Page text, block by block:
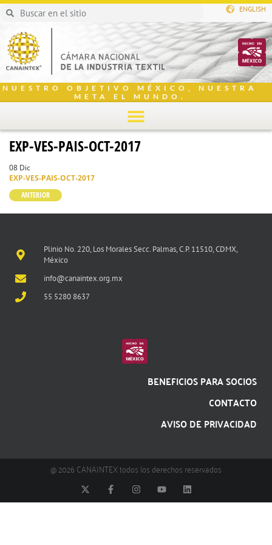
ENGLISH
NUESTRO OBJETIVO MÉXICO, NUESTRA
META EL MUNDO.
EXP-VES-PAIS-OCT-2017
08 Dic
EXP-VES-PAIS-OCT-2017
ANTERIOR
Plinio No. 220, Los Morales Secc. Palmas, C.P. 11510, CDMX,
México
info@canaintex.org.mx
55 5280 8637
BENEFICIOS PARA SOCIOS
CONTACTO
AVISO DE PRIVACIDAD
@ 2026 CANAINTEX todos los derechos reservados